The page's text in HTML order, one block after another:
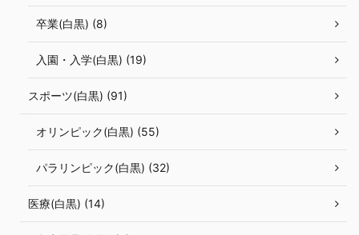
卒業(白黒) (8)
入園・入学(白黒) (19)
スポーツ(白黒) (91)
オリンピック(白黒) (55)
パラリンピック(白黒) (32)
医療(白黒) (14)